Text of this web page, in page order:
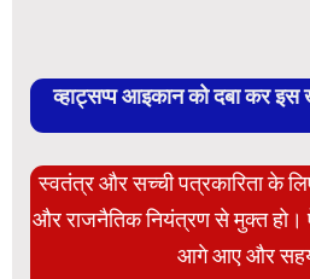
व्हाट्सप्प आइकान को दबा कर
स्वतंत्र और सच्ची पत्रकारिता के
और राजनैतिक नियंत्रण से मुक्त हो।
आगे आए और